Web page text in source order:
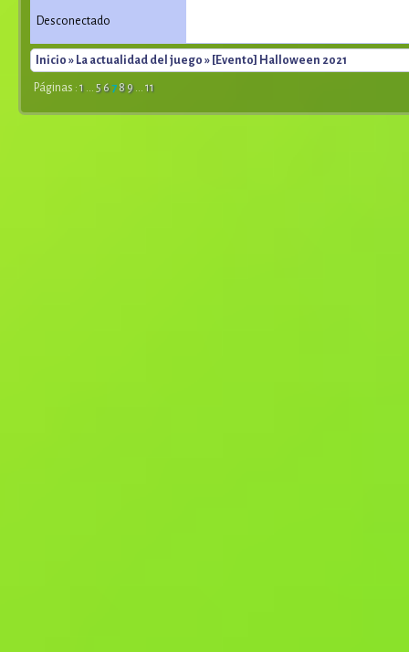
Desconectado
Inicio » La actualidad del juego » [Evento] Halloween 2021
Páginas : 1 ... 5 67 8 9 ... 11